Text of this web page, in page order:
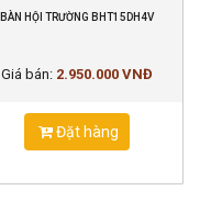
BÀN HỘI TRƯỜNG BHT15DH4V
Giá bán: 2.950.000 VNĐ
Đặt hàng